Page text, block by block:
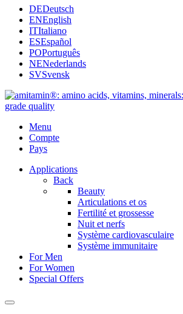
DEDeutsch
ENEnglish
ITItaliano
ESEspañol
POPortuguês
NENederlands
SVSvensk
Menu
Compte
Pays
Applications
Back
Beauty
Articulations et os
Fertilité et grossesse
Nuit et nerfs
Système cardiovasculaire
Système immunitaire
For Men
For Women
Special Offers